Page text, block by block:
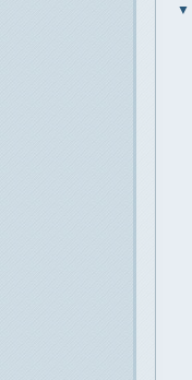
▼